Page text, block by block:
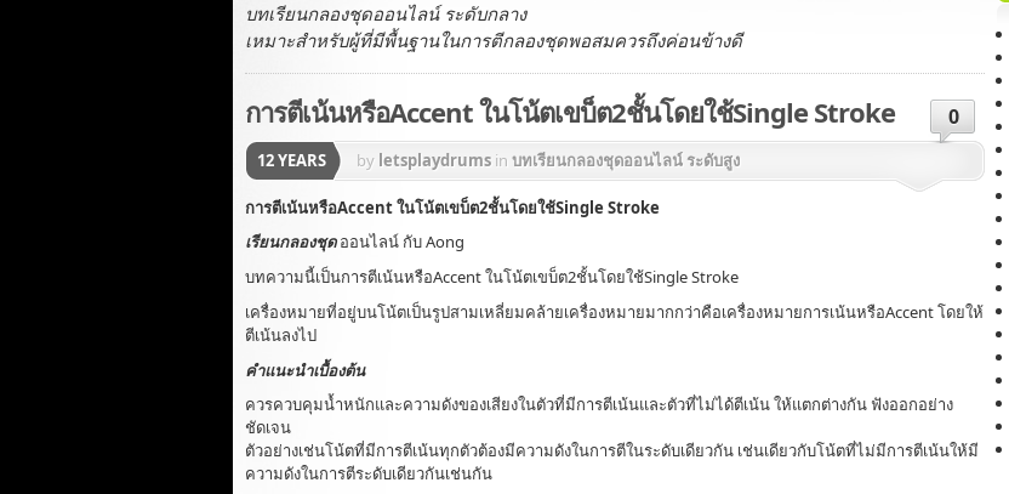
บทเรียนกลองชุดออนไลน์ ระดับกลาง
เหมาะสำหรับผู้ที่มีพื้นฐานในการตีกลองชุดพอสมควรถึงค่อนข้างดี
การตีเน้นหรือAccent ในโน้ตเขบ็ต2ชั้นโดยใช้Single Stroke 0
12 YEARS by letsplaydrums in บทเรียนกลองชุดออนไลน์ ระดับสูง
การตีเน้นหรือAccent ในโน้ตเขบ็ต2ชั้นโดยใช้Single Stroke
เรียนกลองชุดออนไลน์ กับ Aong
บทความนี้เป็นการตีเน้นหรือAccent ในโน้ตเขบ็ต2ชั้นโดยใช้Single Stroke
เครื่องหมายที่อยู่บนโน้ตเป็นรูปสามเหลี่ยมคล้ายเครื่องหมายมากกว่าคือเครื่องหมายการเน้นหรือAccent โดยให้
ตีเน้นลงไป
คำแนะนำเบื้องต้น
ควรควบคุมน้ำหนักและความดังของเสียงในตัวที่มีการตีเน้นและตัวที่ไม่ได้ตีเน้น ให้แตกต่างกัน ฟังออกอย่าง
ชัดเจน
ตัวอย่างเช่นโน้ตที่มีการตีเน้นทุกตัวต้องมีความดังในการตีในระดับเดียวกัน เช่นเดียวกับโน้ตที่ไม่มีการตีเน้นให้มี
ความดังในการตีระดับเดียวกันเช่นกัน